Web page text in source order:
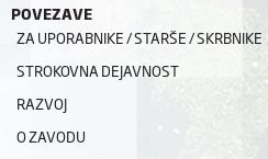
POVEZAVE
ZA UPORABNIKE / STARŠE / SKRBNIKE
STROKOVNA DEJAVNOST
RAZVOJ
O ZAVODU